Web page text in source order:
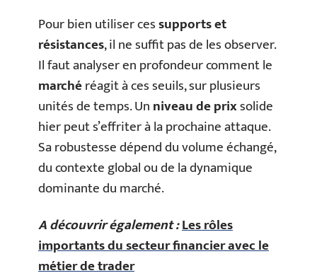
Pour bien utiliser cessupports et
résistances, il ne suffit pas de les observer.
Il faut analyser en profondeur comment le
marchéréagit à ces seuils, sur plusieurs
unités de temps. Unniveau de prixsolide
hier peut s’effriter à la prochaine attaque.
Sa robustesse dépend du volume échangé,
du contexte global ou de la dynamique
dominante du marché.
A découvrir également :Les rôles
importants du secteur financier avec le
métier de trader